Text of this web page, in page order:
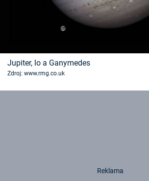
Jupiter, lo a Ganymedes
Zdroj: www.rmg.co.uk